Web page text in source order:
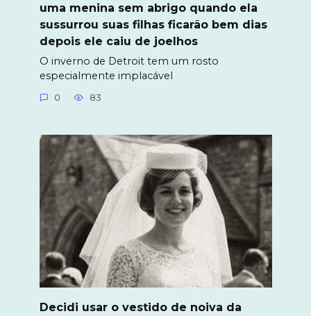
uma menina sem abrigo quando ela
sussurrou suas filhas ficarão bem dias
depois ele caiu de joelhos
O inverno de Detroit tem um rosto
especialmente implacável
0 83
Decidi usar o vestido de noiva da